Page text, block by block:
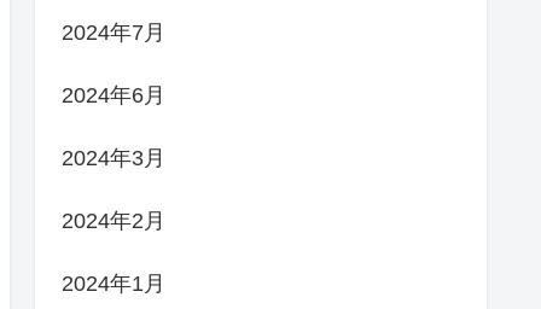
2024年7月
2024年6月
2024年3月
2024年2月
2024年1月